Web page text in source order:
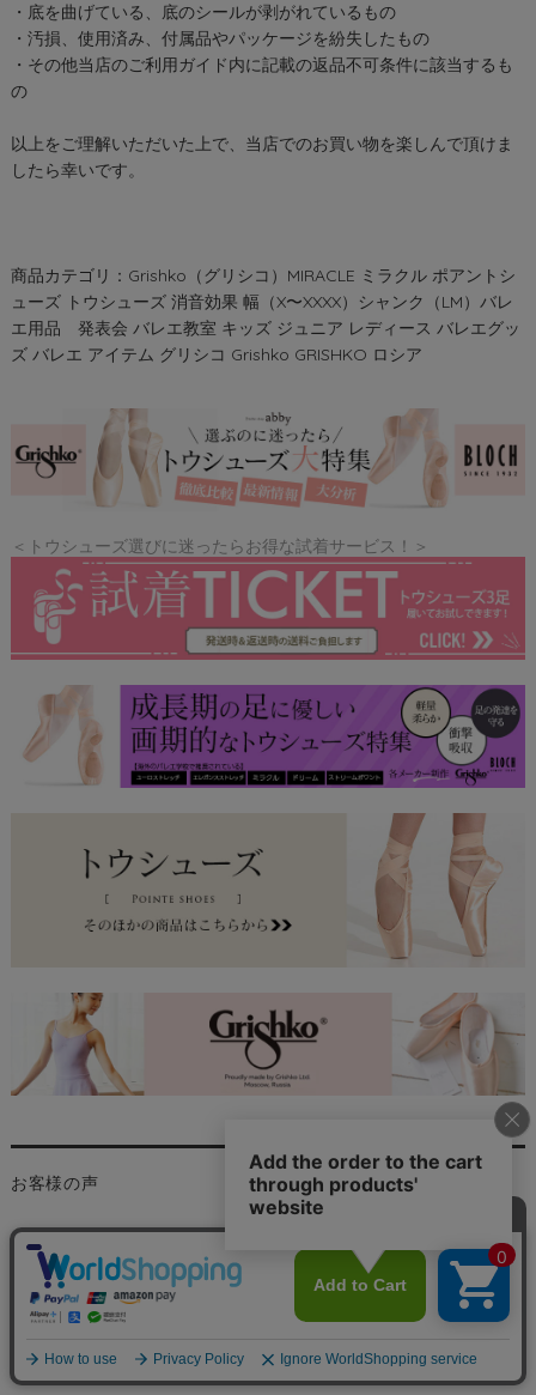
・底を曲げている、底のシールが剥がれているもの
・汚損、使用済み、付属品やパッケージを紛失したもの
・その他当店のご利用ガイド内に記載の返品不可条件に該当するも
の
以上をご理解いただいた上で、当店でのお買い物を楽しんで頂けま
したら幸いです。
商品カテゴリ：Grishko（グリシコ）MIRACLE ミラクル ポアントシ
ューズ トウシューズ 消音効果 幅（X〜XXXX）シャンク（LM）バレ
エ用品 発表会 バレエ教室 キッズ ジュニア レディース バレエグッ
ズ バレエ アイテム グリシコ Grishko GRISHKO ロシア
＜トウシューズ選びに迷ったらお得な試着サービス！＞
お客様の声
猫様 投稿日：
2024年05月29日
おすすめ度：
サイズが合わなく返品交換して頂きました。早急に対応頂きとても